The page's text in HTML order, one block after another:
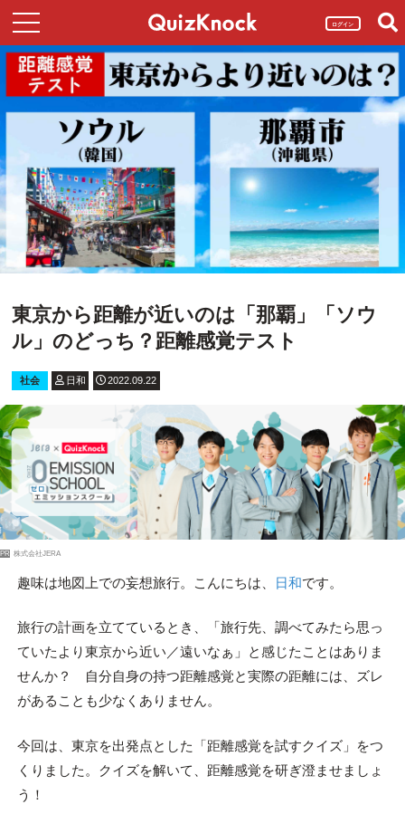
ログイン
東京から距離が近いのは「那覇」「ソウ
ル」のどっち？距離感覚テスト
社会 日和 2022.09.22
PR 株式会社JERA
趣味は地図上での妄想旅行。こんにちは、 日和です。
旅行の計画を立てているとき、「旅行先、調べてみたら思っ
ていたより東京から近い／遠いなぁ」と感じたことはありま
せんか？ 自分自身の持つ距離感覚と実際の距離には、ズレ
があることも少なくありません。
今回は、東京を出発点とした「距離感覚を試すクイズ」をつ
くりました。クイズを解いて、距離感覚を研ぎ澄ませましょ
う！